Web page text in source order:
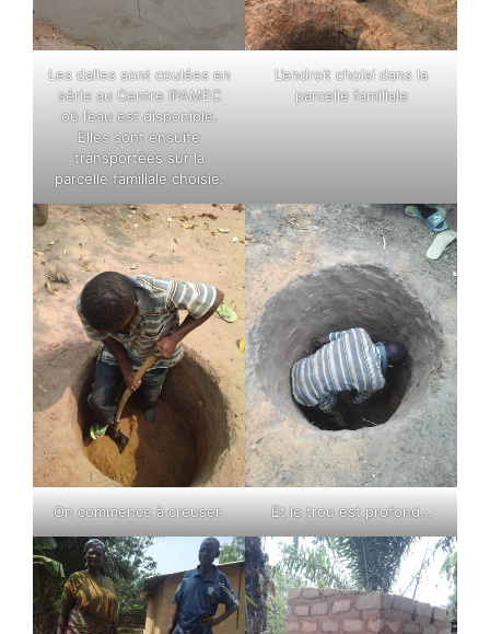
Les dalles sont coulées en
série au Centre IPAMEC
où l’eau est disponible.
Elles sont ensuite
transportées sur la
parcelle familiale choisie.
L’endroit choisi dans la
parcelle familiale
On commence à creuser. Et le trou est profond…